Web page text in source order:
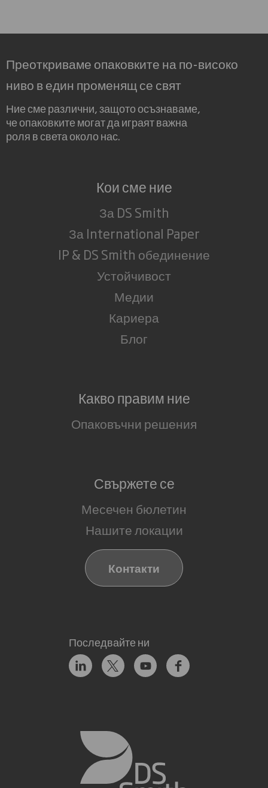
Преоткриваме опаковките на по-високо
ниво в един променящ се свят
Ние сме различни, защото осъзнаваме,
че опаковките могат да играят важна
роля в света около нас.
Кои сме ние
За DS Smith
За International Paper
IP & DS Smith обединение
Устойчивост
Медии
Кариера
Блог
Какво правим ние
Опаковъчни решения
Свържете се
Месечен бюлетин
Нашите локации
Контакти
Последвайте ни